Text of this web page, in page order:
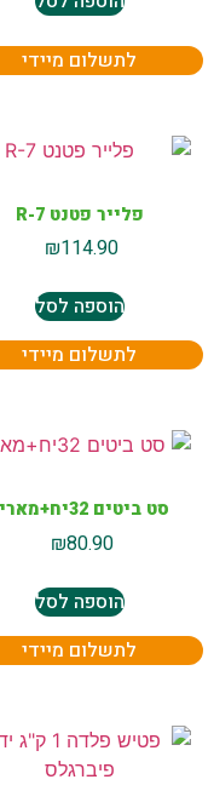
לתשלום מיידי
פלייר פטנט R-7
₪114.90
הוספה לסל
לתשלום מיידי
סט ביטים 32יח+מאריך
₪80.90
הוספה לסל
לתשלום מיידי